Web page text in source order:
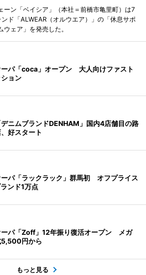
ーン「ベイシア」（本社＝前橋市亀里町）は7
ド「ALWEAR（オルウエア）」の「休息サポ
ェア」を発売した。
ーパ「coca」オープン 大人向けファスト
ョン
ニムブランドDENHAM」国内4店舗目の路
好スタート
パ「ラックラック」群馬初 オフプライス
ンド1万点
ーパ「Zoff」12年振り復活オープン メガ
5,500円から
もっと見る